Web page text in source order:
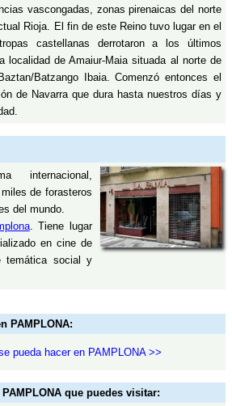
vascongadas, zonas pirenaicas del norte
Rioja. El fin de este Reino tuvo lugar en el
castellanas derrotaron a los últimos
localidad de Amaiur-Maia situada al norte de
Batzango Ibaia. Comenzó entonces el
de Navarra que dura hasta nuestros días y
internacional,
de forasteros
del mundo.
. Tiene lugar
en cine de
temática social y
PAMPLONA:
pueda hacer en PAMPLONA >>
que puedes visitar: